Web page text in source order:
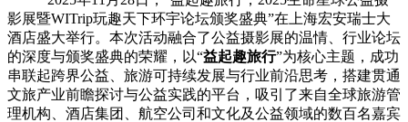
影展暨WITrip玩趣天下环宇论坛颁奖盛典”在上海宏安瑞士大
酒店盛大举行。本次活动融合了公益摄影展的温情、行业论坛
的深度与颁奖盛典的荣耀，以“益起趣旅行”为核心主题，成功
串联起跨界公益、旅游可持续发展与行业前沿思考，搭建贯通
文旅产业前瞻探讨与公益实践的平台，吸引了来自全球旅游管
理机构、酒店集团、航空公司和文化及公益领域的数百名嘉宾